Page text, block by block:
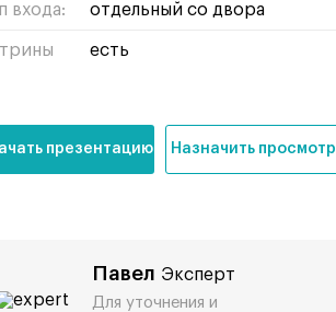
входа: отдельный со двора
есть
презентацию Назначить просмотр
Павел Эксперт
Для уточнения и